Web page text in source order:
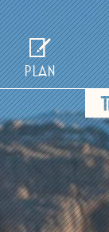
PLAN